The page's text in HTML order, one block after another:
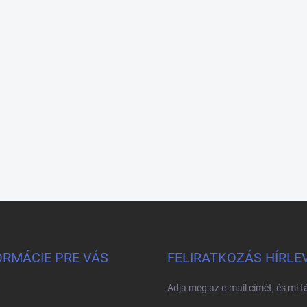
PRE VÁS FELIRATKOZÁS
Adja meg az e-mail címét, és mi